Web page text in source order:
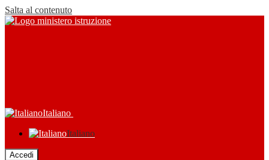
Salta al contenuto
Italiano
Italiano
Accedi